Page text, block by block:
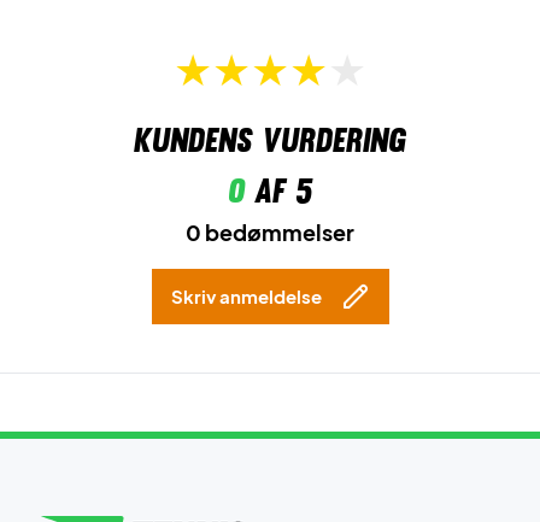
Kundens vurdering
0af 5
0 bedømmelser
Skriv anmeldelse